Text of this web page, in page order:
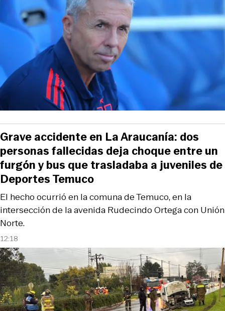
12:18
El hecho ocurrió en la comuna de Temuco, en la
intersección de la avenida Rudecindo Ortega con Unión
Norte.
Grave accidente en La Araucanía: dos
personas fallecidas deja choque entre un
furgón y bus que trasladaba a juveniles de
Deportes Temuco